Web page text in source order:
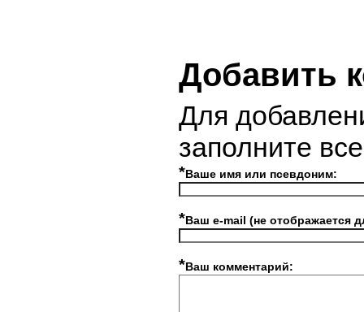
Добавить
Для
заполните
*Ваше имя или псевдоним:
*Ваш e-mail (не отображается
*Ваш комментарий: